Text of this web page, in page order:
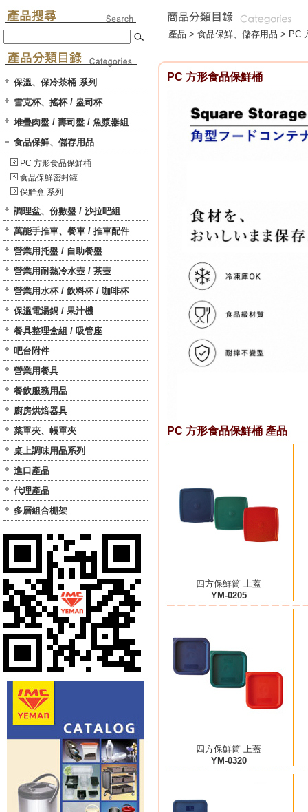
保溫、保冷茶桶 系列
雪克杯、搖杯 / 盎司杯
堆疊肉盤 / 壽司盤 / 魚漿器組
食品保鮮、儲存用品
PC 方形食品保鮮桶
食品保鮮密封罐
保鮮盒 系列
調理盆、份數盤 / 沙拉吧組
萬能手推車、餐車 / 推車配件
營業用托盤 / 自助餐盤
營業用耐熱冷水壺 / 茶壺
營業用水杯 / 飲料杯 / 咖啡杯
保溫電湯鍋 / 果汁機
餐具整理盒組 / 吸管座
吧台附件
營業用餐具
餐飲服務用品
廚房烘焙器具
菜單夾、帳單夾
桌上調味用品系列
進口產品
代理產品
多層組合棚架
產品 > 食品保鮮、儲存用品 > PC
PC 方形食品保鮮桶
PC 方形食品保鮮桶 產品
四方保鮮筒 上蓋
YM-0205
四方保鮮筒 上蓋
YM-0320